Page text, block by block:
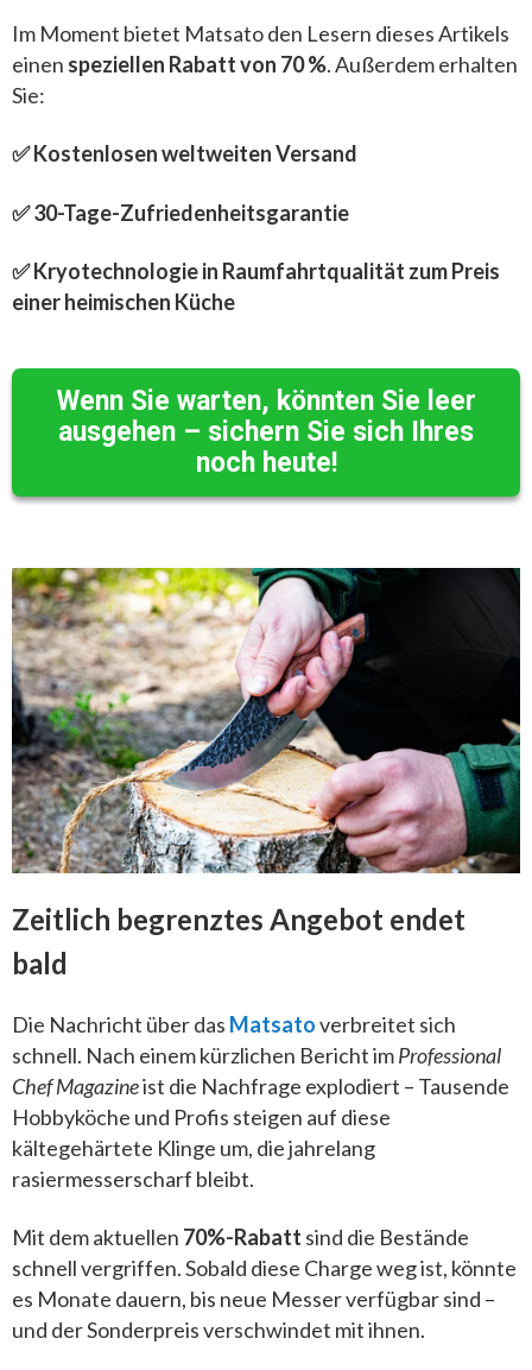
Im Moment bietet Matsato den Lesern dieses Artikels
einen speziellen Rabatt von 70 %. Außerdem erhalten
Sie:
✅ Kostenlosen weltweiten Versand
✅ 30-Tage-Zufriedenheitsgarantie
✅ Kryotechnologie in Raumfahrtqualität zum Preis
einer heimischen Küche
Wenn Sie warten, könnten Sie leer
ausgehen – sichern Sie sich Ihres
noch heute!
Zeitlich begrenztes Angebot endet
bald
Die Nachricht über das Matsatoverbreitet sich
schnell. Nach einem kürzlichen Bericht imProfessional
Chef Magazineist die Nachfrage explodiert – Tausende
Hobbyköche und Profis steigen auf diese
kältegehärtete Klinge um, die jahrelang
rasiermesserscharf bleibt.
Mit dem aktuellen 70%-Rabatt sind die Bestände
schnell vergriffen. Sobald diese Charge weg ist, könnte
es Monate dauern, bis neue Messer verfügbar sind –
und der Sonderpreis verschwindet mit ihnen.